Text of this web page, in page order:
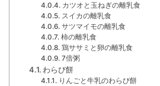
カツオと玉ねぎの離乳食
スイカの離乳食
サツマイモの離乳食
柿の離乳食
鶏ササミと卵の離乳食
7倍粥
わらび餅
りんごと牛乳のわらび餅